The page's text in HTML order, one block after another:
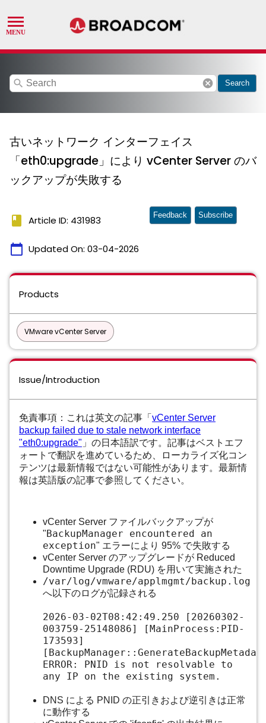
search cancel Search
古いネットワーク インターフェイス
「eth0:upgrade」により vCenter Server のバ
ックアップが失敗する
book Article ID: 431983
calendar_today Updated On: 03-04-2026
Feedback Subscribe
Products
VMware vCenter Server
Issue/Introduction
免責事項：これは英文の記事「 vCenter Server
backup failed due to stale network interface
"eth0:upgrade" 」の日本語訳です。記事はベストエフ
ォートで翻訳を進めているため、ローカライズ化コン
テンツは最新情報ではない可能性があります。最新情
報は英語版の記事で参照してください。
vCenter Server ファイルバックアップが
"BackupManager encountered an
exception" エラーにより 95% で失敗する
vCenter Server のアップグレードが Reduced
Downtime Upgrade (RDU) を用いて実施された
/var/log/vmware/applmgmt/backup.log
へ以下のログが記録される
2026-03-02T08:42:49.250 [20260302-
003759-25148086] [MainProcess:PID-
173593]
ERROR: PNID is not resolvable to
any IP on the existing system.
DNS による PNID の正引きおよび逆引きは正常
に動作する